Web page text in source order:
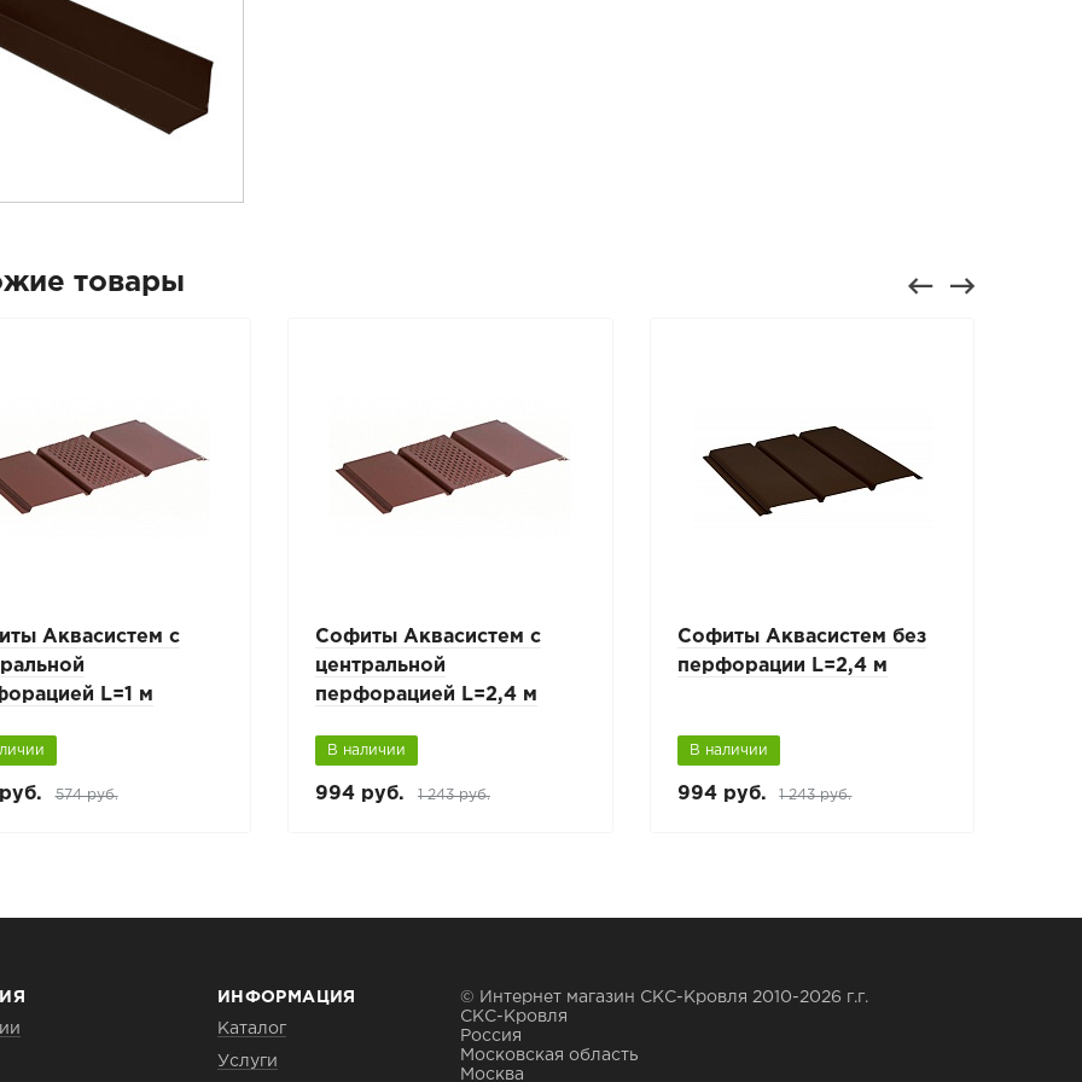
товары
Аквасистем с
L=1 м
574 руб.
Софиты Аквасистем с
центральной
перфорацией L=2,4 м
В наличии
994 руб. 1 243 руб.
Софиты Аквасистем без
перфорации L=2,4 м
В наличии
994 руб. 1 243 руб.
ИНФОРМАЦИЯ
Каталог
Услуги
© Интернет магазин СКС-Кровля 2010-2026 г.г.
СКС-Кровля
Россия
Московская область
Москва